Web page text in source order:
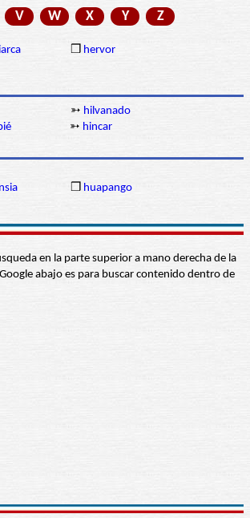
V W X Y Z
❒ hervor
➳ hilvanado
➳ hincar
❒ huapango
en la parte superior a mano derecha de la
abajo es para buscar contenido dentro de